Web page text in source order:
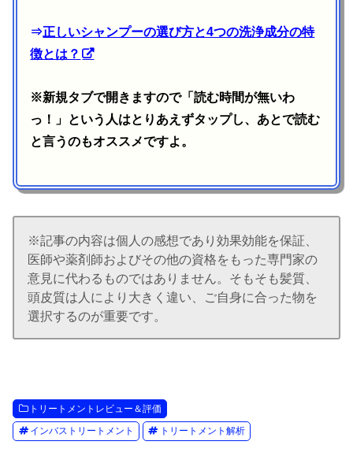
⇒正しいシャンプーの選び方と4つの洗浄成分の特
徴とは？
※新規タブで開きますので「読む時間が無いわ
っ！」という人はとりあえずタップし、あとで読む
と言うのもオススメですよ。
※記事の内容は個人の感想であり効果効能を保証、
医師や薬剤師およびその他の資格をもった専門家の
意見に代わるものではありません。そもそも髪質、
頭皮質は人により大きく違い、ご自身に合った物を
選択するのが重要です。
トリートメントレビュー＆評価
インバストリートメント トリートメント解析